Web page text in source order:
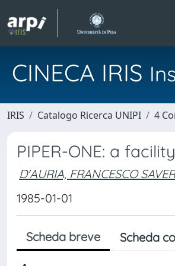
CINECA IRIS
IRIS Catalogo Ricerca UNIPI 4
PIPER-ONE: a
D'AURIA, FRANCESCO
1985-01-01
Scheda breve Scheda